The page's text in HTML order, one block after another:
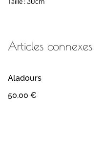
Articles connexes
Aladours
50,00 €